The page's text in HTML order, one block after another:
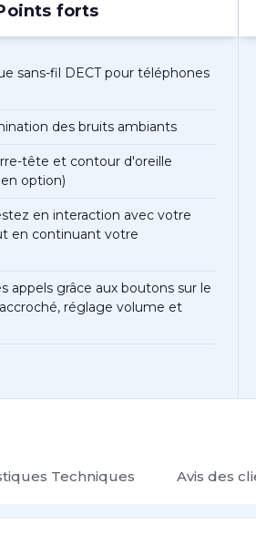
forts
sans-fil DECT pour téléphones
des bruits ambiants
tête et contour d'oreille
option)
en interaction avec votre
en continuant votre
appels grâce aux boutons sur le
réglage volume et
Techniques Avis des